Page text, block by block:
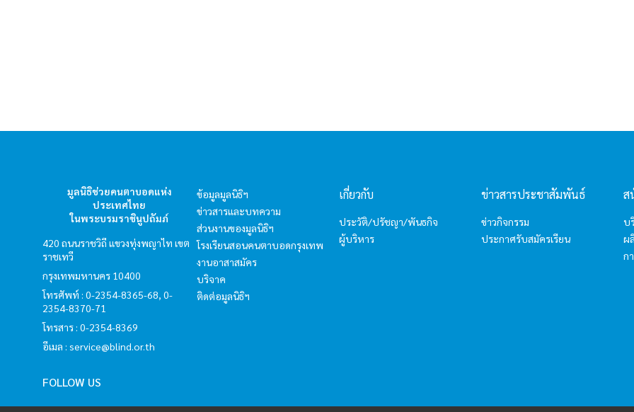
มูลนิธิช่วยคนตาบอดแห่ง
ประเทศไทย
ในพระบรมราชินูปถัมภ์
420 ถนนราชวิถี แขวงทุ่งพญาไท เขต
ราชเทวี
กรุงเทพมหานคร 10400
โทรศัพท์ : 0-2354-8365-68, 0-
2354-8370-71
โทรสาร : 0-2354-8369
อีเมล : service@blind.or.th
FOLLOW US
ข้อมูลมูลนิธิฯ
ข่าวสารและบทความ
ส่วนงานของมูลนิธิฯ
โรงเรียนสอนคนตาบอดกรุงเทพ
งานอาสาสมัคร
บริจาค
ติดต่อมูลนิธิฯ
เกี่ยวกับ
ประวัติ/ปรัชญา/พันธกิจ
ผู้บริหาร
ข่าวสารประชาสัมพันธ์
ข่าวกิจกรรม
ประกาศรับสมัครเรียน
ส
บ
ผ
ก